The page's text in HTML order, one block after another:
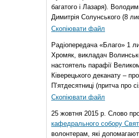
багатого і Лазаря).
Димитрія Солунського (8
Скопіювати файл
Радіопередача «Благо» 1
Хромяк, викладач
настоятель парафії
Ківерецького деканату –
П’ятдесятниці (притча про
Скопіювати файл
25 жовтня 2015 р. Слово
кафедрального собору
волонтерам, які